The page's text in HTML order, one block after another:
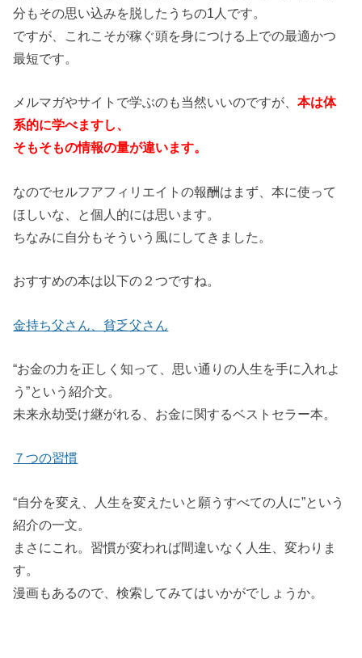
分もその思い込みを脱したうちの1人です。
ですが、これこそが稼ぐ頭を身につける上での最適かつ
最短です。
メルマガやサイトで学ぶのも当然いいのですが、本は体
系的に学べますし、
そもそもの情報の量が違います。
なのでセルフアフィリエイトの報酬はまず、本に使って
ほしいな、と個人的には思います。
ちなみに自分もそういう風にしてきました。
おすすめの本は以下の２つですね。
金持ち父さん、貧乏父さん
“お金の力を正しく知って、思い通りの人生を手に入れよ
う”という紹介文。
未来永劫受け継がれる、お金に関するベストセラー本。
７つの習慣
“自分を変え、人生を変えたいと願うすべての人に”という
紹介の一文。
まさにこれ。習慣が変われば間違いなく人生、変わりま
す。
漫画もあるので、検索してみてはいかがでしょうか。